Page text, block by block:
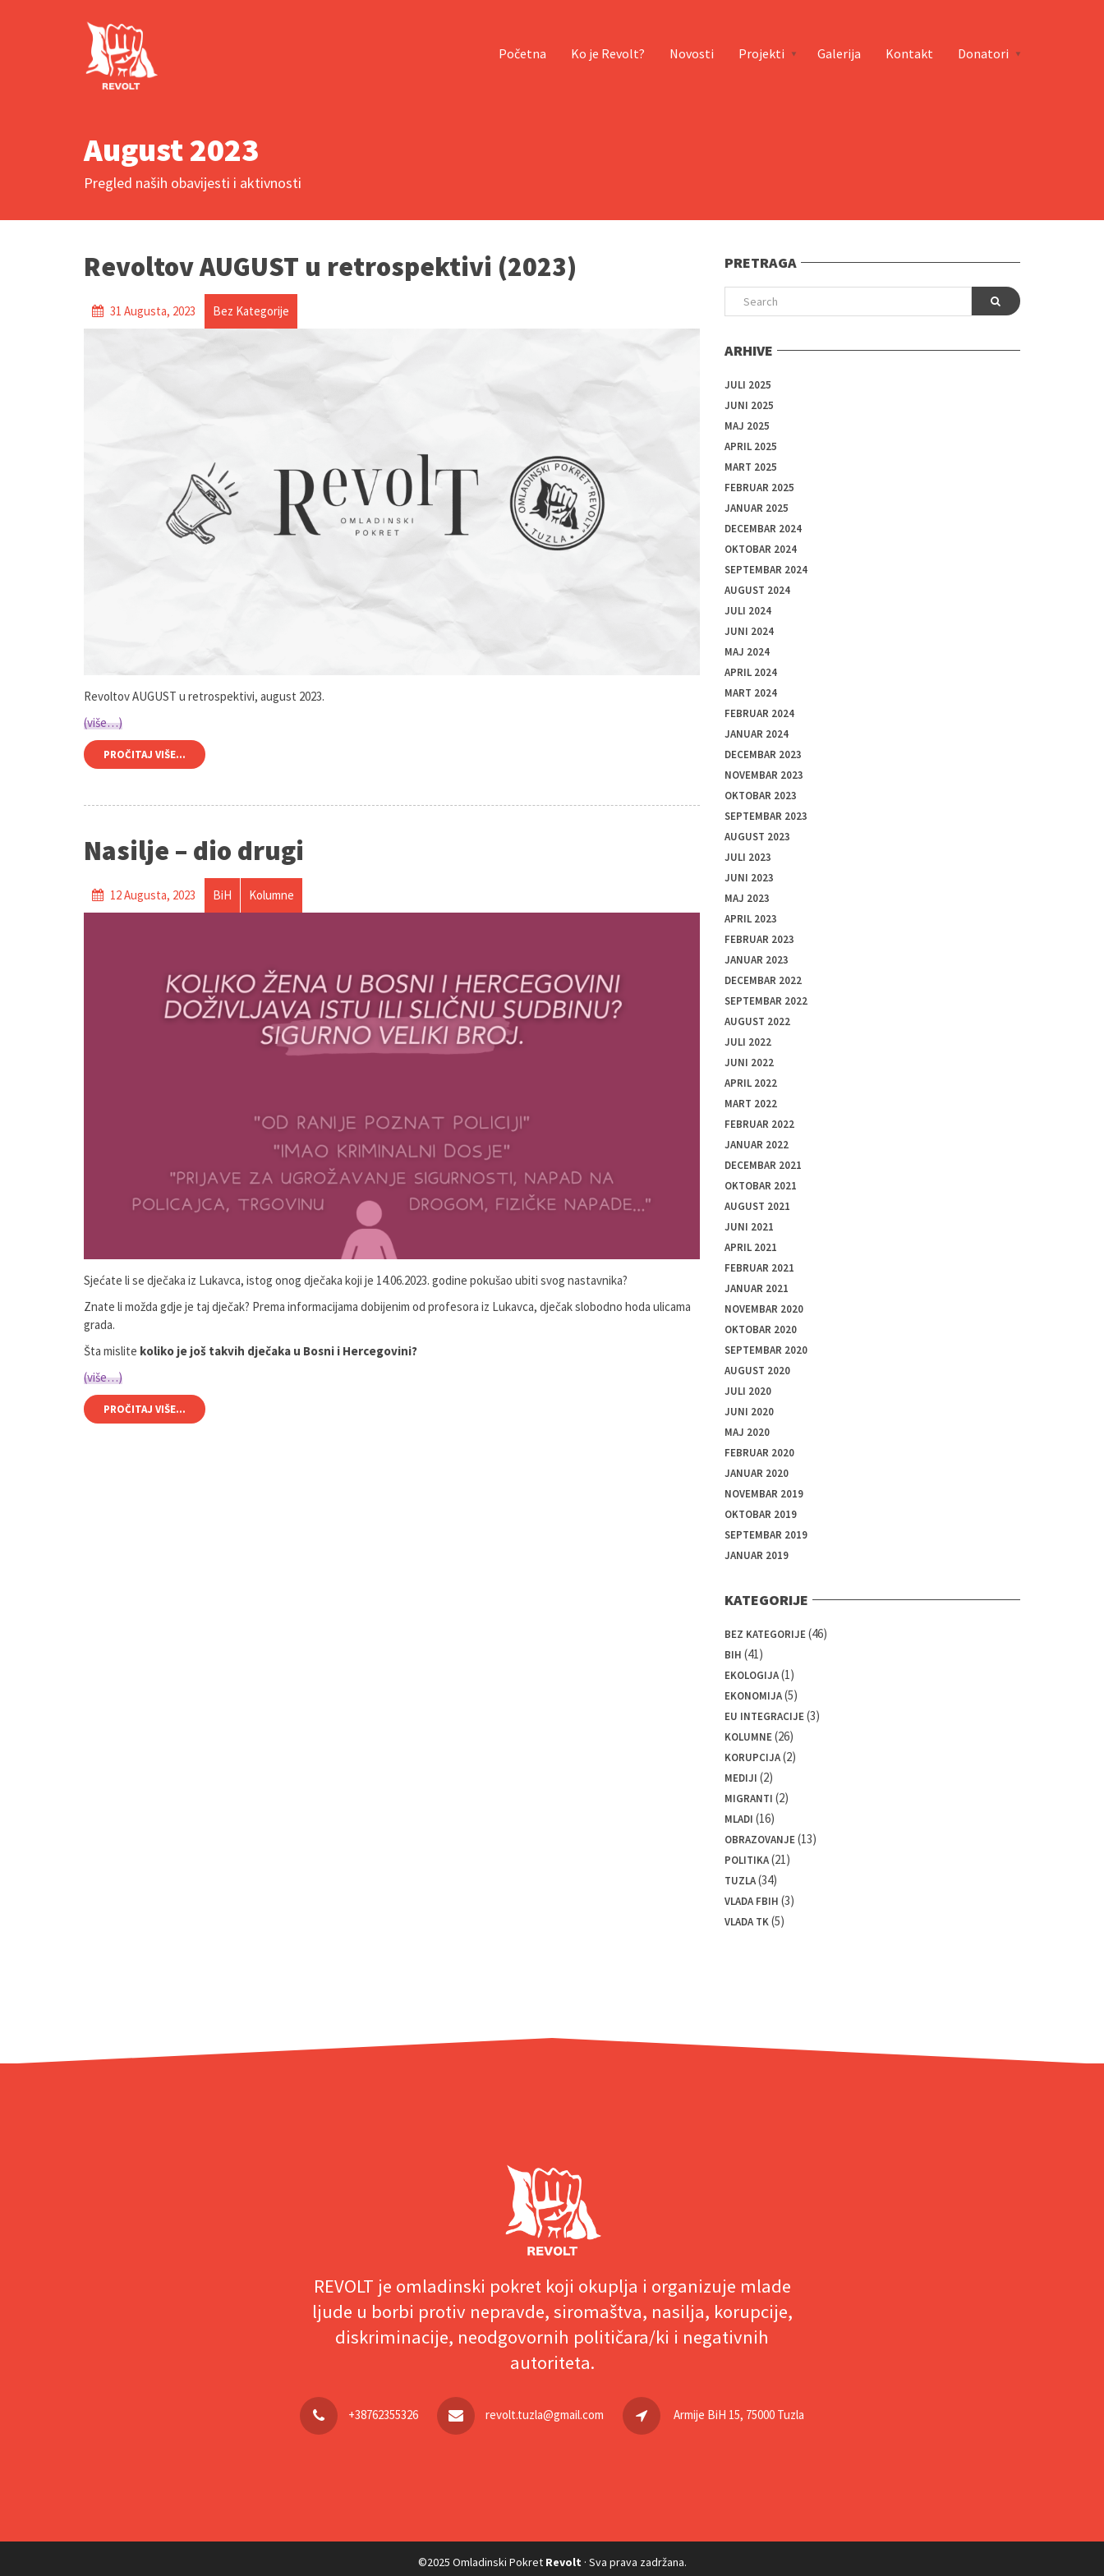
Početna Ko je Revolt? Novosti Projekti Galerija Kontakt Donatori
August 2023
Pregled naših obavijesti i aktivnosti
Revoltov AUGUST u retrospektivi (2023)
31 Augusta, 2023 Bez Kategorije
Revoltov AUGUST u retrospektivi, august 2023.
(više…)
PROČITAJ VIŠE...
Nasilje – dio drugi
12 Augusta, 2023 BiH Kolumne
Sjećate li se dječaka iz Lukavca, istog onog dječaka koji je 14.06.2023. godine pokušao ubiti svog nastavnika?
Znate li možda gdje je taj dječak? Prema informacijama dobijenim od profesora iz Lukavca, dječak slobodno hoda ulicama
grada.
Šta mislite koliko je još takvih dječaka u Bosni i Hercegovini?
(više…)
PROČITAJ VIŠE...
PRETRAGA
ARHIVE
JULI 2025
JUNI 2025
MAJ 2025
APRIL 2025
MART 2025
FEBRUAR 2025
JANUAR 2025
DECEMBAR 2024
OKTOBAR 2024
SEPTEMBAR 2024
AUGUST 2024
JULI 2024
JUNI 2024
MAJ 2024
APRIL 2024
MART 2024
FEBRUAR 2024
JANUAR 2024
DECEMBAR 2023
NOVEMBAR 2023
OKTOBAR 2023
SEPTEMBAR 2023
AUGUST 2023
JULI 2023
JUNI 2023
MAJ 2023
APRIL 2023
FEBRUAR 2023
JANUAR 2023
DECEMBAR 2022
SEPTEMBAR 2022
AUGUST 2022
JULI 2022
JUNI 2022
APRIL 2022
MART 2022
FEBRUAR 2022
JANUAR 2022
DECEMBAR 2021
OKTOBAR 2021
AUGUST 2021
JUNI 2021
APRIL 2021
FEBRUAR 2021
JANUAR 2021
NOVEMBAR 2020
OKTOBAR 2020
SEPTEMBAR 2020
AUGUST 2020
JULI 2020
JUNI 2020
MAJ 2020
FEBRUAR 2020
JANUAR 2020
NOVEMBAR 2019
OKTOBAR 2019
SEPTEMBAR 2019
JANUAR 2019
KATEGORIJE
BEZ KATEGORIJE(46)
BIH (41)
EKOLOGIJA(1)
EKONOMIJA(5)
EU INTEGRACIJE(3)
KOLUMNE(26)
KORUPCIJA(2)
MEDIJI (2)
MIGRANTI (2)
MLADI (16)
OBRAZOVANJE(13)
POLITIKA(21)
TUZLA(34)
VLADA FBIH (3)
VLADA TK(5)
REVOLT je omladinski pokret koji okuplja i organizuje mlade
ljude u borbi protiv nepravde, siromaštva, nasilja, korupcije,
diskriminacije, neodgovornih političara/ki i negativnih
autoriteta.
+38762355326 revolt.tuzla@gmail.com Armije BiH 15, 75000 Tuzla
©2025 Omladinski Pokret Revolt · Sva prava zadržana.